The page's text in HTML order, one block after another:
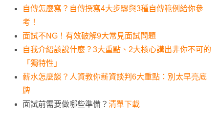
自傳怎麼寫？自傳撰寫4大步驟與3種自傳範例給你參
考！
面試不NG！有效破解9大常見面試問題
自我介紹該說什麼？3大重點、2大核心講出非你不可的
「獨特性」
薪水怎麼談？人資教你薪資談判6大重點：別太早亮底
牌
面試前需要做哪些準備？ 清單下載